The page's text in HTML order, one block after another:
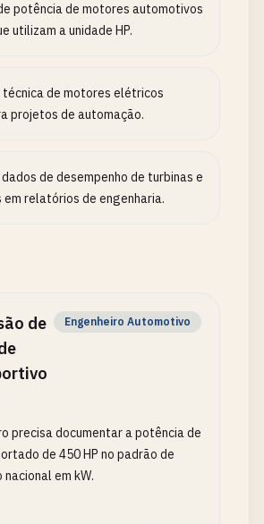
potência de motores automotivos
utilizam a unidade HP.
de motores elétricos
projetos de automação.
de desempenho de turbinas e
relatórios de engenharia.
de
Engenheiro Automotivo
precisa documentar a potência de
de 450 HP no padrão de
em kW.